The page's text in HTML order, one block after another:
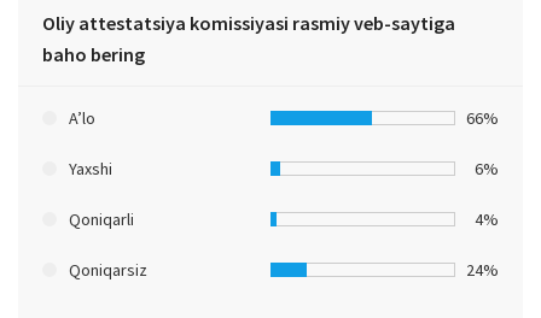
Oliy attestatsiya komissiyasi rasmiy veb-saytiga
baho bering
A’lo 66%
Yaxshi 6%
Qoniqarli 4%
Qoniqarsiz 24%